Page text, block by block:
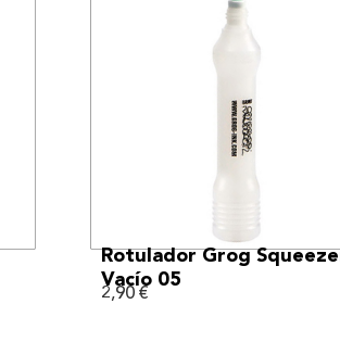
VER MÁS
Rotulador Grog
Vacío 05
2,90 €